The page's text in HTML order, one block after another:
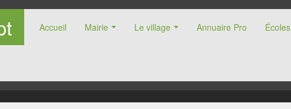
Accueil Mairie Le village Annuaire Pro Écoles